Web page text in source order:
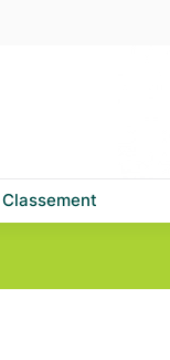
Classement